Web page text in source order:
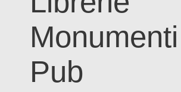
Monumenti
Pub